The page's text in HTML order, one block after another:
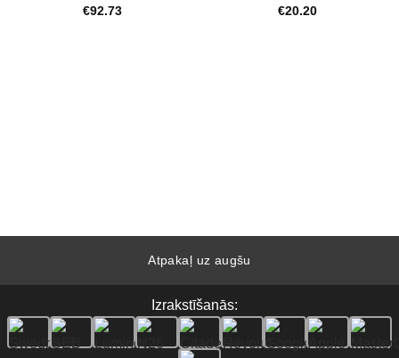
€92.73
€20.20
Atpakaļ uz augšu
Izrakstīšanās: